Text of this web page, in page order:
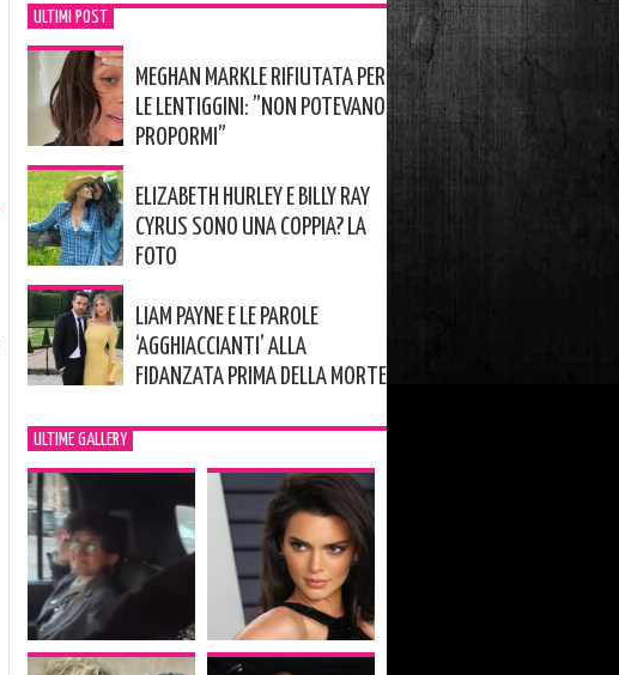
ULTIMI POST
MEGHAN MARKLE RIFIUTATA PER
LE LENTIGGINI: ”NON POTEVANO
PROPORMI”
ELIZABETH HURLEY E BILLY RAY
CYRUS SONO UNA COPPIA? LA
FOTO
LIAM PAYNE E LE PAROLE
‘AGGHIACCIANTI’ ALLA
FIDANZATA PRIMA DELLA MORTE
ULTIME GALLERY